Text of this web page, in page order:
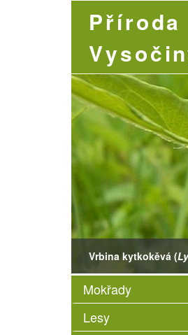
Příroda
Vrbina kytkokěvá (
Mokřady
Lesy